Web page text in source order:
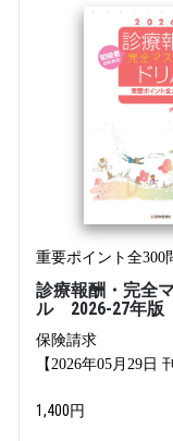
重要ポイント全300
診療報酬・完全
ル 2026-27年版
保険請求
【2026年05月29日
1,400円